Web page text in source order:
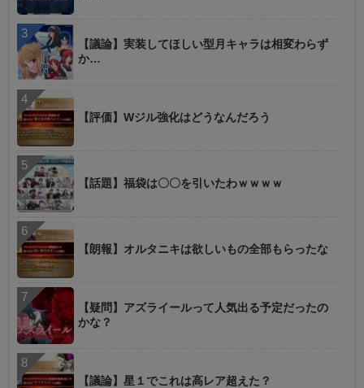
【議論】実装してほしい型月キャラは相変わらず
か…
【評価】Wジル強化はどうなんだろう
【話題】福袋は〇〇を引いたわｗｗｗｗ
【朗報】オルタニキは欲しいもの全部もらったな
【疑問】アズライールって人気出る予定だったの
かな？
【議論】星１でこれは高レア超えた？